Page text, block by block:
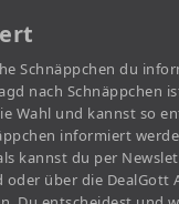
Schnäppchen du
nach Schnäppchen
Wahl und kannst so
informiert
kannst du per
über die DealGott